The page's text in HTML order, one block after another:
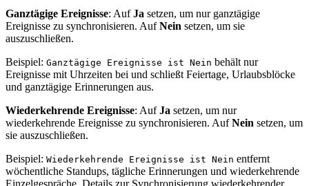
Ganztägige Ereignisse: AufJa setzen, um nur ganztägige
Ereignisse zu synchronisieren. AufNein setzen, um sie
auszuschließen.
Beispiel: Ganztägige Ereignisse ist Nein behält nur
Ereignisse mit Uhrzeiten bei und schließt Feiertage, Urlaubsblöcke
und ganztägige Erinnerungen aus.
Wiederkehrende Ereignisse: AufJa setzen, um nur
wiederkehrende Ereignisse zu synchronisieren. AufNein setzen, um
sie auszuschließen.
Beispiel: Wiederkehrende Ereignisse ist Nein entfernt
wöchentliche Standups, tägliche Erinnerungen und wiederkehrende
Einzelgespräche. Details zur Synchronisierung wiederkehrender